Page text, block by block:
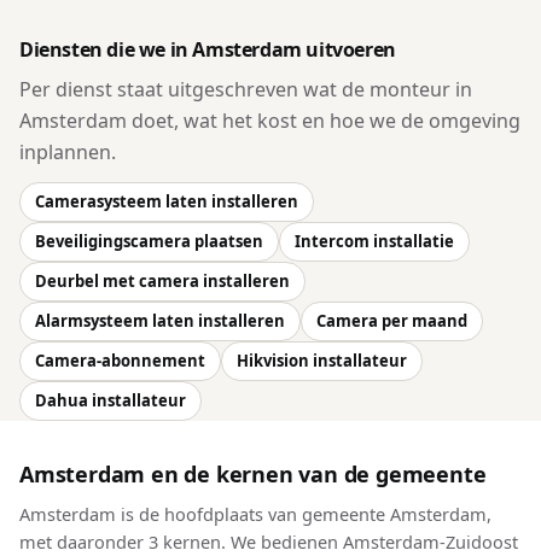
Diensten die we in Amsterdam uitvoeren
Per dienst staat uitgeschreven wat de monteur in
Amsterdam doet, wat het kost en hoe we de omgeving
inplannen.
Camerasysteem laten installeren
Beveiligingscamera plaatsen
Intercom installatie
Deurbel met camera installeren
Alarmsysteem laten installeren
Camera per maand
Camera-abonnement
Hikvision installateur
Dahua installateur
Amsterdam en de kernen van de gemeente
Amsterdam is de hoofdplaats van gemeente Amsterdam,
met daaronder 3 kernen. We bedienen Amsterdam-Zuidoost